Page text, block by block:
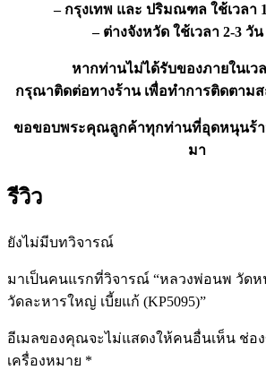
– กรุงเทพ และ ปริมณฑล ใช้เวลา
– ต่างจังหวัด ใช้เวลา 2-3 วั
หากท่านไม่ได้รับของภายในเว
กรุณาติดต่อทางร้าน เพื่อทำการติดตาม
ขอขอบพระคุณลูกค้าทุกท่านที่อุดหนุนร้า
มา
รีวิว
ยังไม่มีบทวิจารณ์
มาเป็นคนแรกที่วิจารณ์ “หลวงพ่อนพ วัดห
วัดละหารใหญ่ เบี้ยแก้ (KP5095)”
อีเมลของคุณจะไม่แสดงให้คนอื่นเห็น ช่อ
เครื่องหมาย *